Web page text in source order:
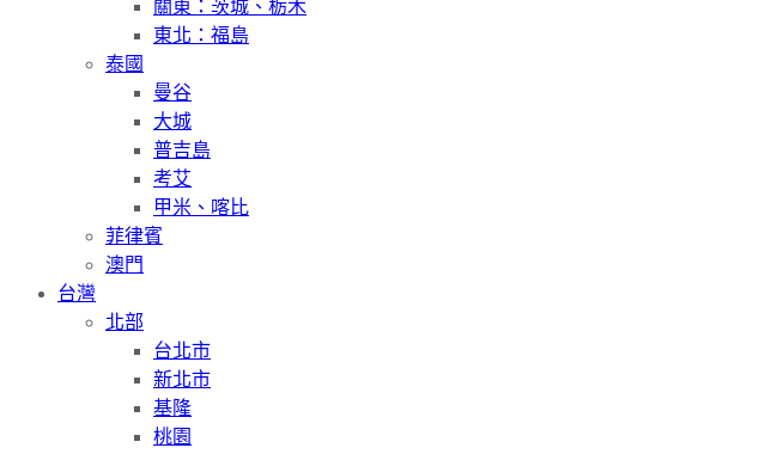
關東：茨城、栃木
東北：福島
泰國
曼谷
大城
普吉島
考艾
甲米、喀比
菲律賓
澳門
台灣
北部
台北市
新北市
基隆
桃園